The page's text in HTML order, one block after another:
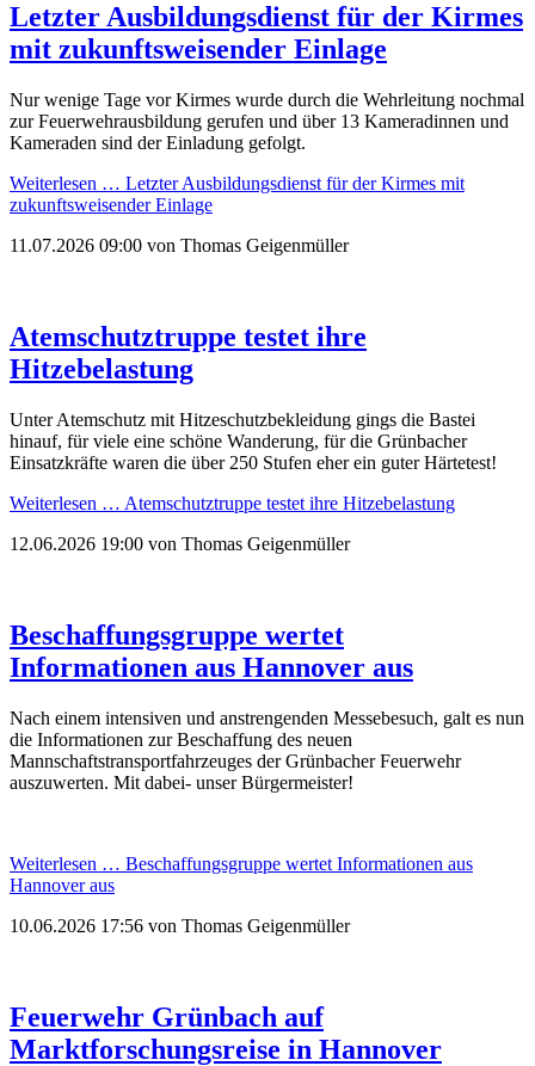
Letzter Ausbildungsdienst für der Kirmes
mit zukunftsweisender Einlage
Nur wenige Tage vor Kirmes wurde durch die Wehrleitung nochmal
zur Feuerwehrausbildung gerufen und über 13 Kameradinnen und
Kameraden sind der Einladung gefolgt.
Weiterlesen … Letzter Ausbildungsdienst für der Kirmes mit
zukunftsweisender Einlage
11.07.2026 09:00 von Thomas Geigenmüller
Atemschutztruppe testet ihre
Hitzebelastung
Unter Atemschutz mit Hitzeschutzbekleidung gings die Bastei
hinauf, für viele eine schöne Wanderung, für die Grünbacher
Einsatzkräfte waren die über 250 Stufen eher ein guter Härtetest!
Weiterlesen … Atemschutztruppe testet ihre Hitzebelastung
12.06.2026 19:00 von Thomas Geigenmüller
Beschaffungsgruppe wertet
Informationen aus Hannover aus
Nach einem intensiven und anstrengenden Messebesuch, galt es nun
die Informationen zur Beschaffung des neuen
Mannschaftstransportfahrzeuges der Grünbacher Feuerwehr
auszuwerten. Mit dabei- unser Bürgermeister!
Weiterlesen … Beschaffungsgruppe wertet Informationen aus
Hannover aus
10.06.2026 17:56 von Thomas Geigenmüller
Feuerwehr Grünbach auf
Marktforschungsreise in Hannover